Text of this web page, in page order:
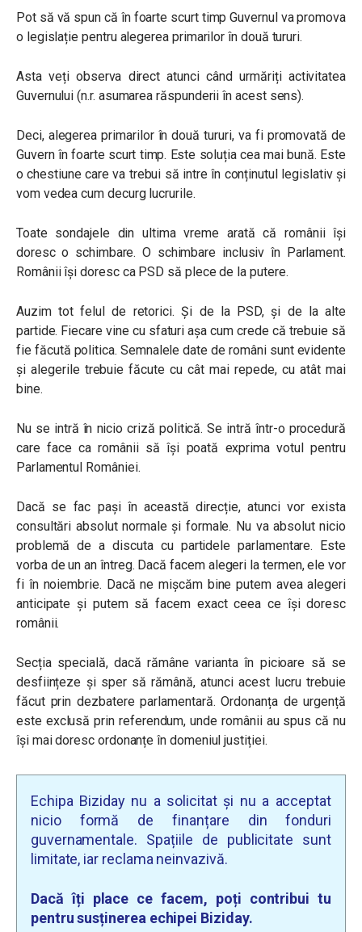
Pot să vă spun că în foarte scurt timp Guvernul va promova
o legislație pentru alegerea primarilor în două tururi.
Asta veți observa direct atunci când urmăriți activitatea
Guvernului (n.r. asumarea răspunderii în acest sens).
Deci, alegerea primarilor în două tururi, va fi promovată de
Guvern în foarte scurt timp. Este soluția cea mai bună. Este
o chestiune care va trebui să intre în conținutul legislativ și
vom vedea cum decurg lucrurile.
Toate sondajele din ultima vreme arată că românii își
doresc o schimbare. O schimbare inclusiv în Parlament.
Românii își doresc ca PSD să plece de la putere.
Auzim tot felul de retorici. Și de la PSD, și de la alte
partide. Fiecare vine cu sfaturi așa cum crede că trebuie să
fie făcută politica. Semnalele date de români sunt evidente
și alegerile trebuie făcute cu cât mai repede, cu atât mai
bine.
Nu se intră în nicio criză politică. Se intră într-o procedură
care face ca românii să își poată exprima votul pentru
Parlamentul României.
Dacă se fac pași în această direcție, atunci vor exista
consultări absolut normale și formale. Nu va absolut nicio
problemă de a discuta cu partidele parlamentare. Este
vorba de un an întreg. Dacă facem alegeri la termen, ele vor
fi în noiembrie. Dacă ne mișcăm bine putem avea alegeri
anticipate și putem să facem exact ceea ce își doresc
românii.
Secția specială, dacă rămâne varianta în picioare să se
desființeze și sper să rămână, atunci acest lucru trebuie
făcut prin dezbatere parlamentară. Ordonanța de urgență
este exclusă prin referendum, unde românii au spus că nu
își mai doresc ordonanțe în domeniul justiției.
Echipa Biziday nu a solicitat și nu a acceptat
nicio formă de finanțare din fonduri
guvernamentale. Spațiile de publicitate sunt
limitate, iar reclama neinvazivă.
Dacă îți place ce facem, poți contribui tu
pentru susținerea echipei Biziday.